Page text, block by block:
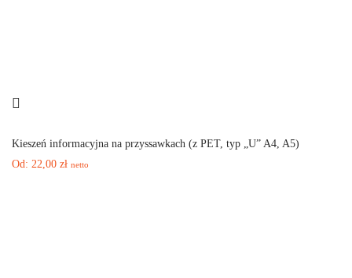
Kieszeń informacyjna na przyssawkach (z PET, typ „U” A4, A5)
Od: 22,00 zł netto